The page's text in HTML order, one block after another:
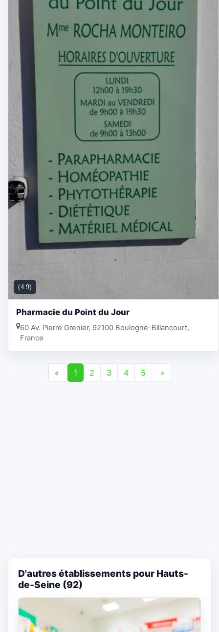
(4.9)
Pharmacie du Point du Jour
60 Av. Pierre Grenier, 92100 Boulogne-Billancourt,
France
« 1 2 3 4 5 »
D'autres établissements pour Hauts-
de-Seine (92)